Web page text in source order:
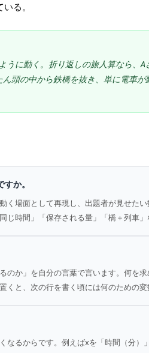
る。
うに動く。折り返しの旅人算なら、
頭の中から鉄橋を抜き、単に電車
か。
く場面として再現し、出題者が見せた
時間」「保存される量」「橋＋列車」
のか」を自分の言葉で言います。何を
と、次の行を書く頃には何のための変
なるからです。例えばxを「時間（分）